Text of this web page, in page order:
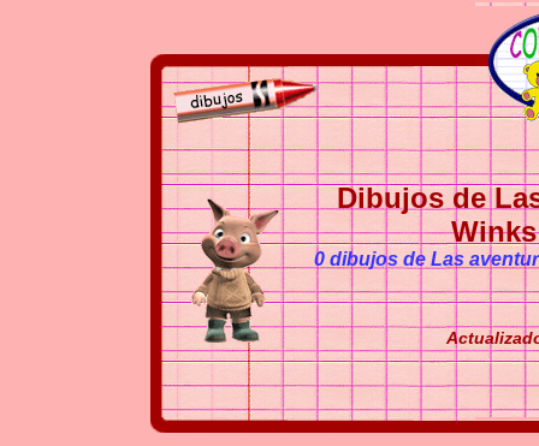
Dibujos de
0 dibujos de Las